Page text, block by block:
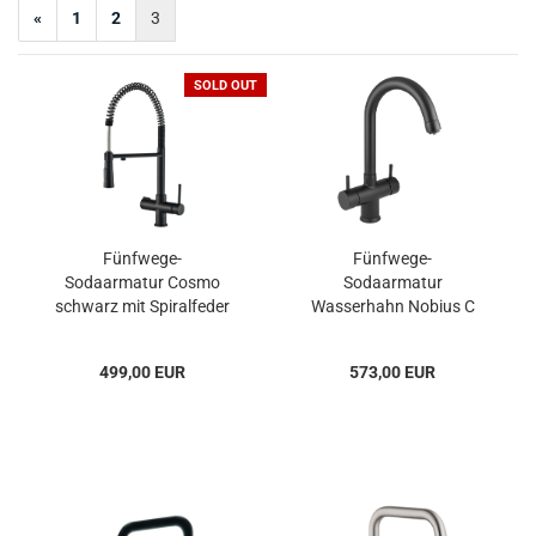
« 1 2 3
SOLD OUT
Fünfwege-
Sodaarmatur Cosmo
schwarz mit Spiralfeder
499,00 EUR
Fünfwege-
Sodaarmatur
Wasserhahn Nobius C
573,00 EUR